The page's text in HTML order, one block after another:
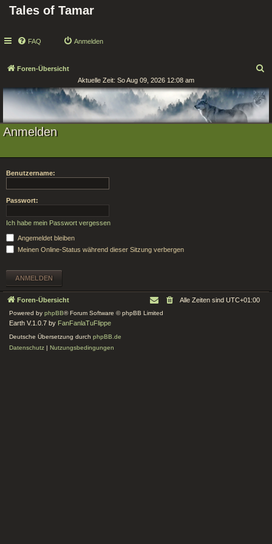
Tales of Tamar
FAQ Anmelden
Foren-Übersicht
c
e
Aktuelle Zeit: So Aug 09, 2026 12:08 am
Anmelden
Benutzername:
Passwort:
Ich habe mein Passwort vergessen
Angemeldet bleiben
Meinen Online-Status während dieser Sitzung verbergen
Foren-Übersicht Alle Zeiten sind UTC+01:00
Powered by phpBB® Forum Software © phpBB Limited
Earth V.1.0.7 by FanFanlaTuFlippe
Deutsche Übersetzung durch phpBB.de
Datenschutz | Nutzungsbedingungen